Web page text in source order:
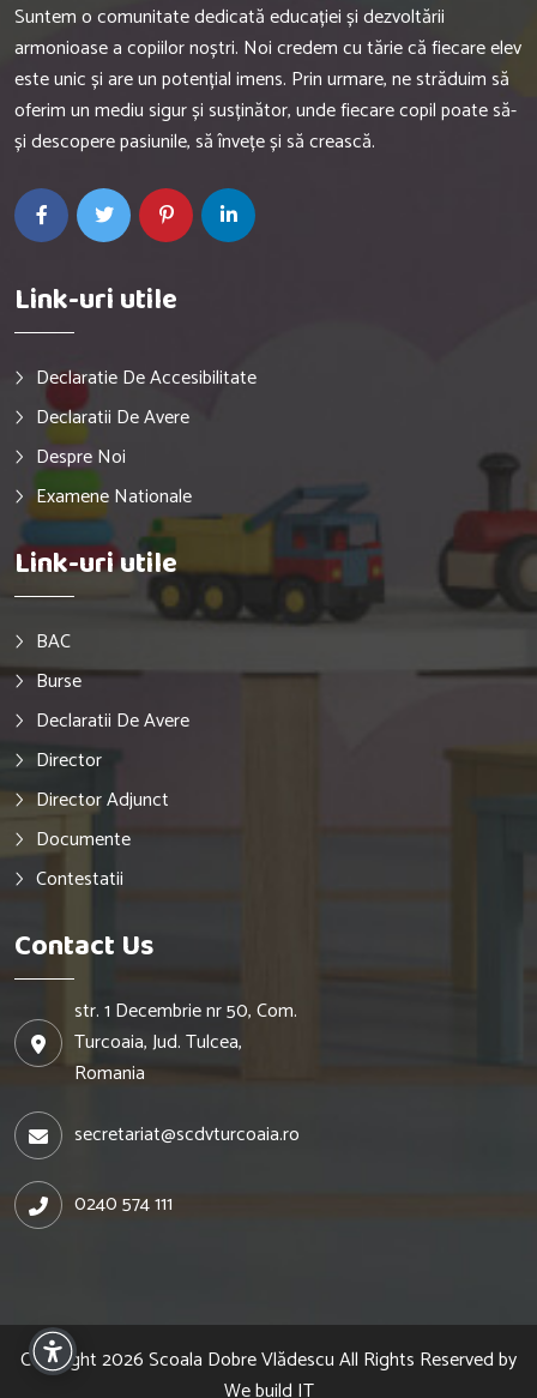
Suntem o comunitate dedicată educației și dezvoltării
armonioase a copiilor noștri. Noi credem cu tărie că fiecare elev
este unic și are un potențial imens. Prin urmare, ne străduim să
oferim un mediu sigur și susținător, unde fiecare copil poate să-
și descopere pasiunile, să învețe și să crească.
Link-uri utile
Declaratie De Accesibilitate
Declaratii De Avere
Despre Noi
Examene Nationale
Link-uri utile
BAC
Burse
Declaratii De Avere
Director
Director Adjunct
Documente
Contestatii
Contact Us
str. 1 Decembrie nr 50, Com.
Turcoaia, Jud. Tulcea,
Romania
secretariat@scdvturcoaia.ro
0240 574 111
Copyright 2026Scoala Dobre VlădescuAll Rights Reserved by